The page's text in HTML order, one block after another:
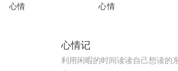
心情 心情
心情记